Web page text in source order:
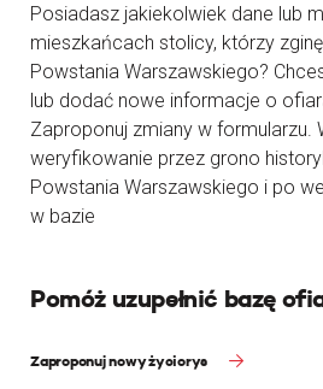
Posiadasz jakiekolwiek dane lub
mieszkańcach stolicy, którzy
Powstania Warszawskiego?
lub dodać nowe informacje o
Zaproponuj zmiany w formularzu.
weryfikowanie przez grono
Powstania Warszawskiego i po
w bazie
Pomóż uzupełnić bazę
Zaproponuj nowy życiorys